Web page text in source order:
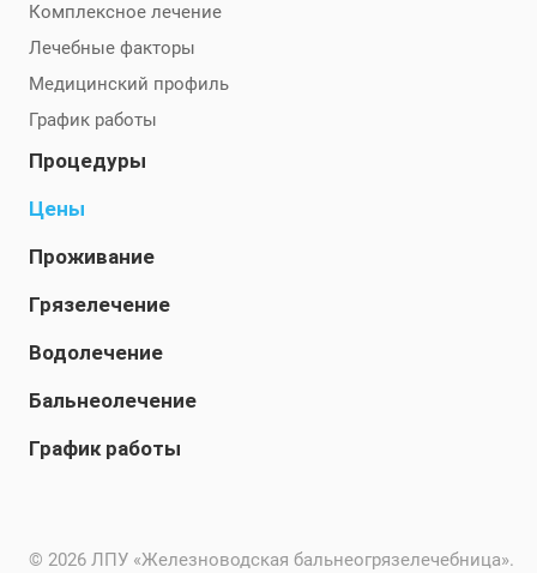
Комплексное лечение
Лечебные факторы
Медицинский профиль
График работы
Процедуры
Цены
Проживание
Грязелечение
Водолечение
Бальнеолечение
График работы
© 2026 ЛПУ «Железноводская бальнеогрязелечебница».